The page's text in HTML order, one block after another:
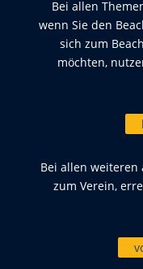
Bei allen
wenn Sie den
sich zum
möchten,
Bei allen weiteren
zum Verein,